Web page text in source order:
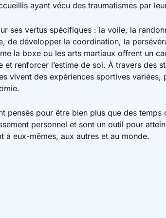
ayant vécu des traumatismes par
ses vertus spécifiques : la voile, la
de développer la coordination, la
la boxe ou les arts martiaux offrent un
et renforcer l’estime de soi. À travers des
vivent des expériences sportives
pensés pour être bien plus que des
personnel et sont un outil pour
à eux-mêmes, aux autres et au monde.